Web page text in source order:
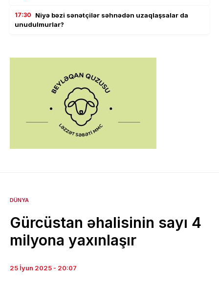
17:30
Niyə bəzi sənətçilər səhnədən uzaqlaşsalar da
unudulmurlar?
DÜNYA
Gürcüstan əhalisinin sayı 4
milyona yaxınlaşır
25 İyun 2025 - 20:07